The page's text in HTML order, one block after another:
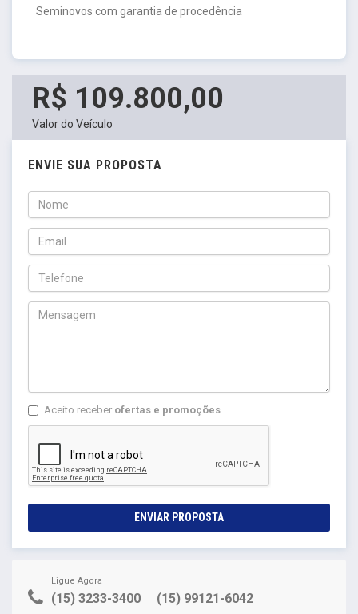
Seminovos com garantia de procedência
R$ 109.800,00
Valor do Veículo
ENVIE SUA PROPOSTA
Aceito receber ofertas e promoções
ENVIAR PROPOSTA
Ligue Agora
(15) 3233-3400 (15) 99121-6042